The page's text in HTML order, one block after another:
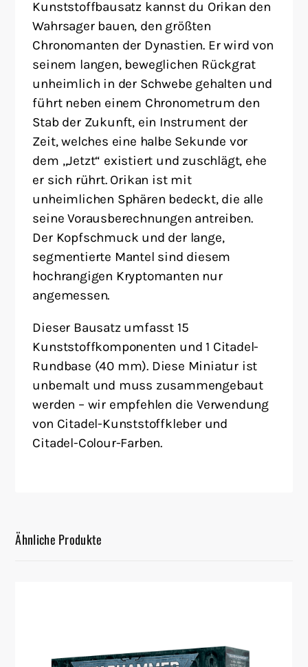
Kunststoffbausatz kannst du Orikan den
Wahrsager bauen, den größten
Chronomanten der Dynastien. Er wird von
seinem langen, beweglichen Rückgrat
unheimlich in der Schwebe gehalten und
führt neben einem Chronometrum den
Stab der Zukunft, ein Instrument der
Zeit, welches eine halbe Sekunde vor
dem „Jetzt“ existiert und zuschlägt, ehe
er sich rührt. Orikan ist mit
unheimlichen Sphären bedeckt, die alle
seine Vorausberechnungen antreiben.
Der Kopfschmuck und der lange,
segmentierte Mantel sind diesem
hochrangigen Kryptomanten nur
angemessen.
Dieser Bausatz umfasst 15
Kunststoffkomponenten und 1 Citadel-
Rundbase (40 mm). Diese Miniatur ist
unbemalt und muss zusammengebaut
werden – wir empfehlen die Verwendung
von Citadel-Kunststoffkleber und
Citadel-Colour-Farben.
Ähnliche Produkte